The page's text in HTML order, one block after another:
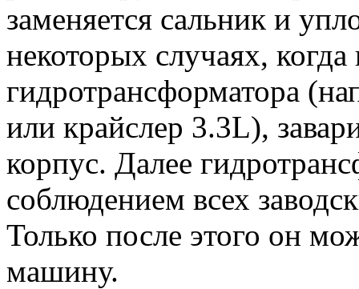
заменяется сальник и
некоторых случаях, когда
гидротрансформатора
или крайслер 3.3L),
корпус. Далее
соблюдением всех
Только после этого он
машину.